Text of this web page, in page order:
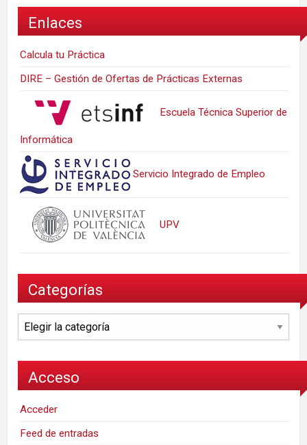
Enlaces
Calcula tu Práctica
DIRE – Gestión de Ofertas de Prácticas Externas
Escuela Técnica Superior de
Informática
Servicio Integrado de Empleo
UPV
Categorías
Categorías
Acceso
Acceder
Feed de entradas